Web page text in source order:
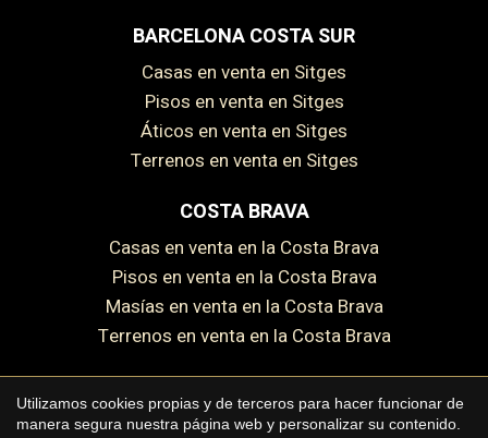
BARCELONA COSTA SUR
Casas en venta en Sitges
Pisos en venta en Sitges
Áticos en venta en Sitges
Terrenos en venta en Sitges
COSTA BRAVA
Casas en venta en la Costa Brava
Pisos en venta en la Costa Brava
Masías en venta en la Costa Brava
Terrenos en venta en la Costa Brava
Utilizamos cookies propias y de terceros para hacer funcionar de
manera segura nuestra página web y personalizar su contenido.
Guardar configuración Aceptar todas